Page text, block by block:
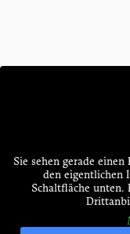
Sie sehen gerade
den eigentlichen
Schaltfläche unten.